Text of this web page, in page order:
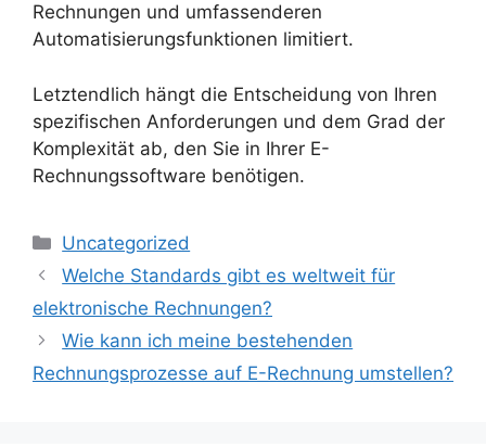
Rechnungen und umfassenderen
Automatisierungsfunktionen limitiert.
Letztendlich hängt die Entscheidung von Ihren
spezifischen Anforderungen und dem Grad der
Komplexität ab, den Sie in Ihrer E-
Rechnungssoftware benötigen.
Kategorien
Uncategorized
Welche Standards gibt es weltweit für
elektronische Rechnungen?
Wie kann ich meine bestehenden
Rechnungsprozesse auf E-Rechnung umstellen?